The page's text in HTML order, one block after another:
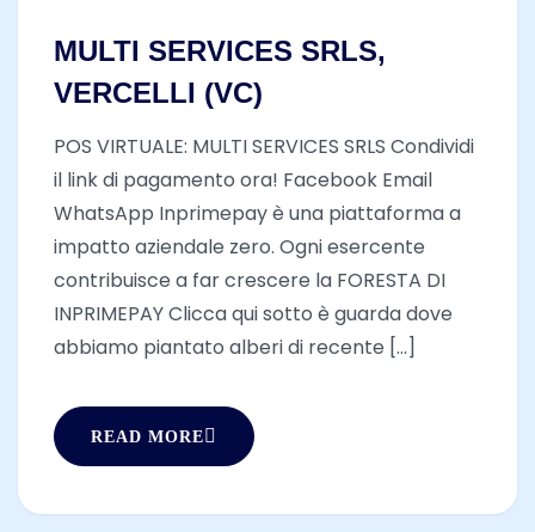
MULTI SERVICES SRLS,
VERCELLI (VC)
POS VIRTUALE: MULTI SERVICES SRLS Condividi
il link di pagamento ora! Facebook Email
WhatsApp Inprimepay è una piattaforma a
impatto aziendale zero. Ogni esercente
contribuisce a far crescere la FORESTA DI
INPRIMEPAY Clicca qui sotto è guarda dove
abbiamo piantato alberi di recente [...]
READ MORE